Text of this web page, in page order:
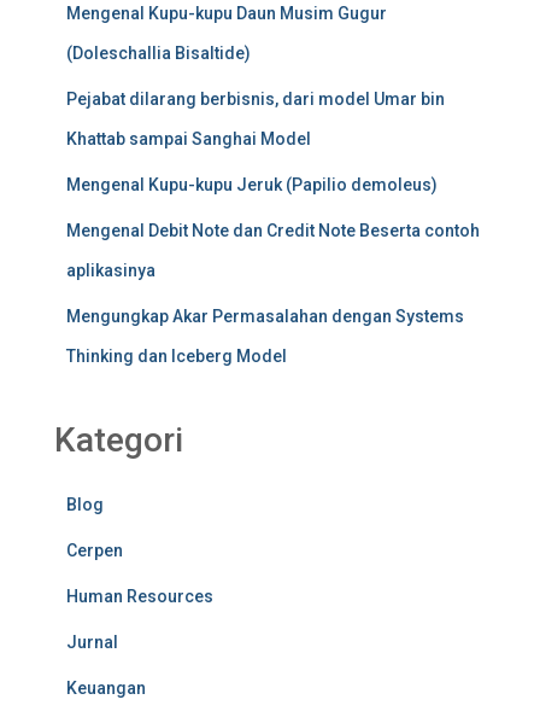
Mengenal Kupu-kupu Daun Musim Gugur
(Doleschallia Bisaltide)
Pejabat dilarang berbisnis, dari model Umar bin
Khattab sampai Sanghai Model
Mengenal Kupu-kupu Jeruk (Papilio demoleus)
Mengenal Debit Note dan Credit Note Beserta contoh
aplikasinya
Mengungkap Akar Permasalahan dengan Systems
Thinking dan Iceberg Model
Kategori
Blog
Cerpen
Human Resources
Jurnal
Keuangan